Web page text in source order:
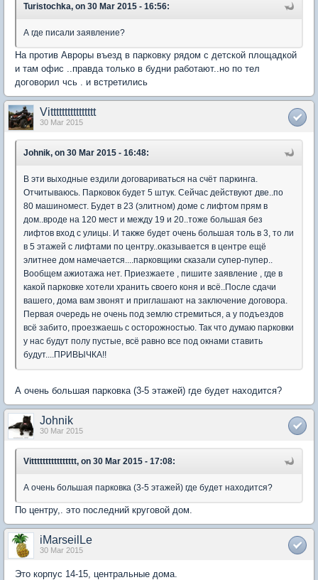
Turistochka, on 30 Mar 2015 - 16:56:
А где писали заявление?
На против Авроры въезд в парковку рядом с детской площадкой
и там офис ..правда только в будни работают..но по тел
договорил чсь . и встретились
Vitttttttttttttttt
30 Mar 2015
Johnik, on 30 Mar 2015 - 16:48:
В эти выходные ездили договариваться на счёт паркинга.
Отчитываюсь. Парковок будет 5 штук. Сейчас действуют две..по
80 машиномест. Будет в 23 (элитном) доме с лифтом прям в
дом..вроде на 120 мест и между 19 и 20..тоже большая без
лифтов вход с улицы. И также будет очень большая толь в 3, то ли
в 5 этажей с лифтами по центру..оказывается в центре ещё
элитнее дом намечается....парковщики сказали супер-пупер..
Вообщем ажиотажа нет. Приезжаете , пишите заявление , где в
какой парковке хотели хранить своего коня и всё..После сдачи
вашего, дома вам звонят и приглашают на заключение договора.
Первая очередь не очень под землю стремиться, а у подъездов
всё забито, проезжаешь с осторожностью. Так что думаю парковки
у нас будут полу пустые, всё равно все под окнами ставить
будут....ПРИВЫЧКА!!
А очень большая парковка (3-5 этажей) где будет находится?
Johnik
30 Mar 2015
Vitttttttttttttttt, on 30 Mar 2015 - 17:08:
А очень большая парковка (3-5 этажей) где будет находится?
По центру,. это последний круговой дом.
iMarseilLe
30 Mar 2015
Это корпус 14-15, центральные дома.